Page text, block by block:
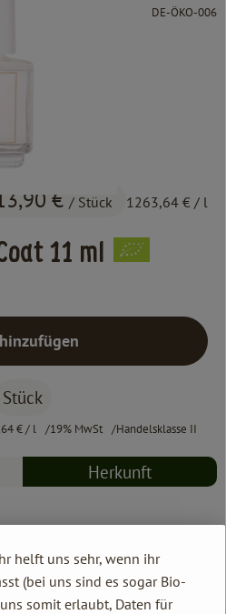
11 ml
€ / Stück 1263,64 € / l
, Kontrollstelle:
DE-ÖKO-006
hinzufügen
Produkt zum Warenkorb
Stück
€/ l 19% MwSt Handelsklasse II
Herkunft
helft uns sehr, wenn ihr
(bei uns sind es sogar Bio-
somit erlaubt, Daten für